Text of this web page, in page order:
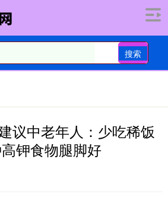
搜索
议中老年人：少吃稀饭
钾食物腿脚好